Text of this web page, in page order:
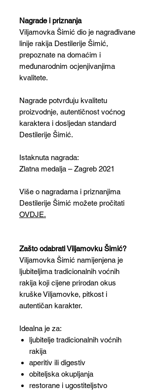
Nagrade i priznanja
Viljamovka Šimić dio je nagrađivane
linije rakija Destilerije Šimić,
prepoznate na domaćim i
međunarodnim ocjenjivanjima
kvalitete.
Nagrade potvrđuju kvalitetu
proizvodnje, autentičnost voćnog
karaktera i dosljedan standard
Destilerije Šimić.
Istaknuta nagrada:
Zlatna medalja – Zagreb 2021
Više o nagradama i priznanjima
Destilerije Šimić možete pročitati
OVDJE.
Zašto odabrati Viljamovku Šimić?
Viljamovka Šimić namijenjena je
ljubiteljima tradicionalnih voćnih
rakija koji cijene prirodan okus
kruške Viljamovke, pitkost i
autentičan karakter.
Idealna je za:
ljubitelje tradicionalnih voćnih
rakija
aperitiv ili digestiv
obiteljska okupljanja
restorane i ugostiteljstvo